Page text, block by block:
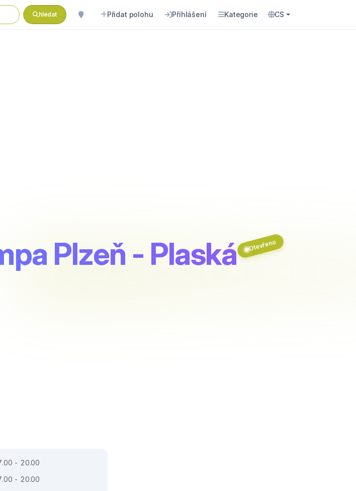
hledat Přidat polohu Příhlášení Kategorie CS
Plzeň - Plaská Otevřeno
- 20.00
- 20.00